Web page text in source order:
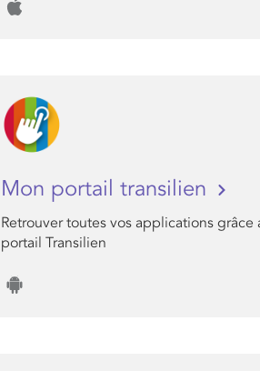
Mon portail transilien
Retrouver toutes vos applications grâce
portail Transilien